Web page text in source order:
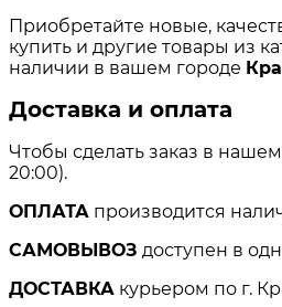
Приобретайте новые,
купить и другие товары из
наличии в вашем городе
Доставка и оплата
Чтобы сделать заказ в
20:00).
ОПЛАТА производится
САМОВЫВОЗ доступен в
ДОСТАВКА курьером по г.